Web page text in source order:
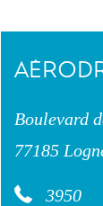
Boulevard
77185
3950